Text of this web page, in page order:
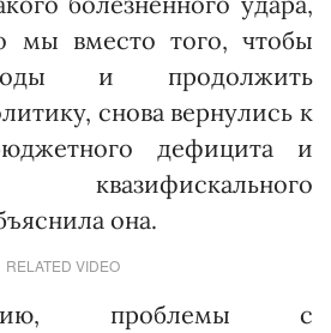
мы вместо того, чтобы
и продолжить
снова вернулись к
дефицита и
квазифискального
она.
RELATED VIDEO
проблемы с